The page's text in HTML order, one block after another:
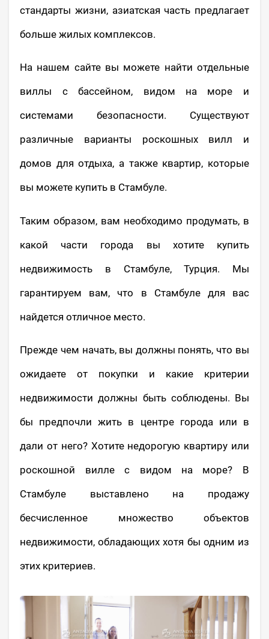
стандарты жизни, азиатская часть предлагает
больше жилых комплексов.
На нашем сайте вы можете найти отдельные
виллы с бассейном, видом на море и
системами безопасности. Существуют
различные варианты роскошных вилл и
домов для отдыха, а также квартир, которые
вы можете купить в Стамбуле.
Таким образом, вам необходимо продумать, в
какой части города вы хотите купить
недвижимость в Стамбуле, Турция. Мы
гарантируем вам, что в Стамбуле для вас
найдется отличное место.
Прежде чем начать, вы должны понять, что вы
ожидаете от покупки и какие критерии
недвижимости должны быть соблюдены. Вы
бы предпочли жить в центре города или в
дали от него? Хотите недорогую квартиру или
роскошной вилле с видом на море? В
Стамбуле выставлено на продажу
бесчисленное множество объектов
недвижимости, обладающих хотя бы одним из
этих критериев.